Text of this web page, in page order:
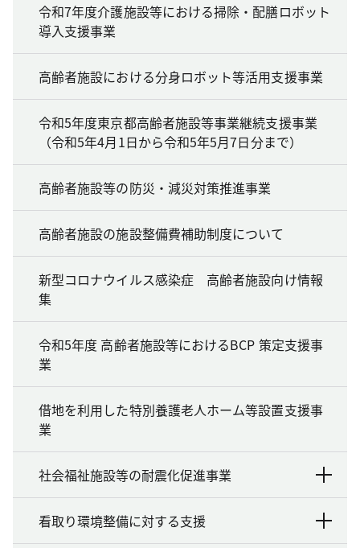
令和7年度介護施設等における掃除・配膳ロボット
導入支援事業
高齢者施設における分身ロボット等活用支援事業
令和5年度東京都高齢者施設等事業継続支援事業
（令和5年4月1日から令和5年5月7日分まで）
高齢者施設等の防災・減災対策推進事業
高齢者施設の施設整備費補助制度について
新型コロナウイルス感染症 高齢者施設向け情報
集
令和5年度 高齢者施設等におけるBCP 策定支援事
業
借地を利用した特別養護老人ホーム等設置支援事
業
社会福祉施設等の耐震化促進事業
看取り環境整備に対する支援